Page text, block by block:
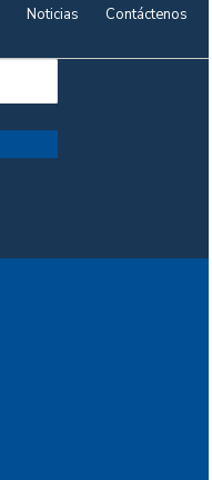
Noticias
Contáctenos